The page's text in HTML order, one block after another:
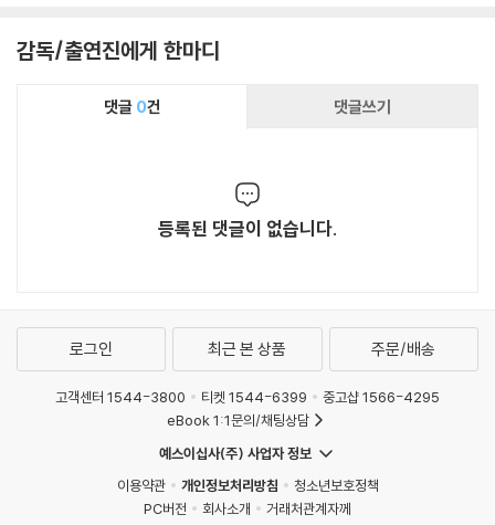
보디가드 (1992)(1992)|주연배우
퍼펙트 월드(1993)|주연배우
작은 전쟁(1994)|주연배우
와이어트 어프(1994)|주연배우
포스트 맨(1997)|감독
3000 마일(2001)|주연배우
드래곤플라이(2002)|주연배우
오픈 레인지(2003)|주연배우
오픈 레인지(2003)|감독
미스터 브룩스(2007)|미스터 브룩스
스윙 보트(2008)|주연배우
감독/출연진에게 한마디
댓글 0건 댓글쓰기
등록된 댓글이 없습니다.
로그인 최근 본 상품 주문/배송
고객센터 1544-3800 티켓 1544-6399
중고샵 1566-4295
eBook 1:1문의/채팅상담
예스이십사(주) 사업자 정보
이용약관
개인정보처리방침
청소년보호정책
PC버전
회사소개
거래처관계자께